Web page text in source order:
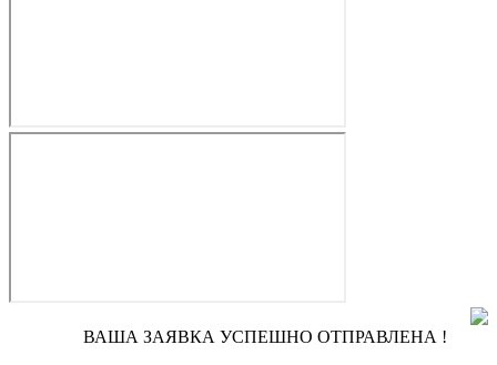
ВАША ЗАЯВКА УСПЕШНО ОТПРАВЛЕНА !